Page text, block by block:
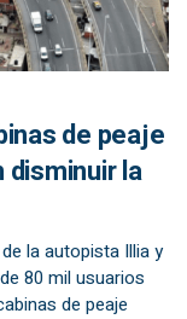
de peaje
disminuir la
la autopista Illia y
80 mil usuarios
de peaje